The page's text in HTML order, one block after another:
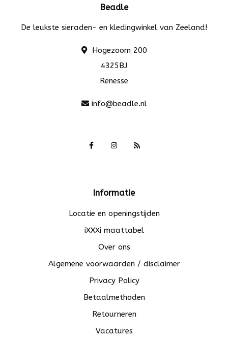
Beadle
De leukste sieraden- en kledingwinkel van Zeeland!
Hogezoom 200
4325BJ
Renesse
info@beadle.nl
Informatie
Locatie en openingstijden
iXXXi maattabel
Over ons
Algemene voorwaarden / disclaimer
Privacy Policy
Betaalmethoden
Retourneren
Vacatures